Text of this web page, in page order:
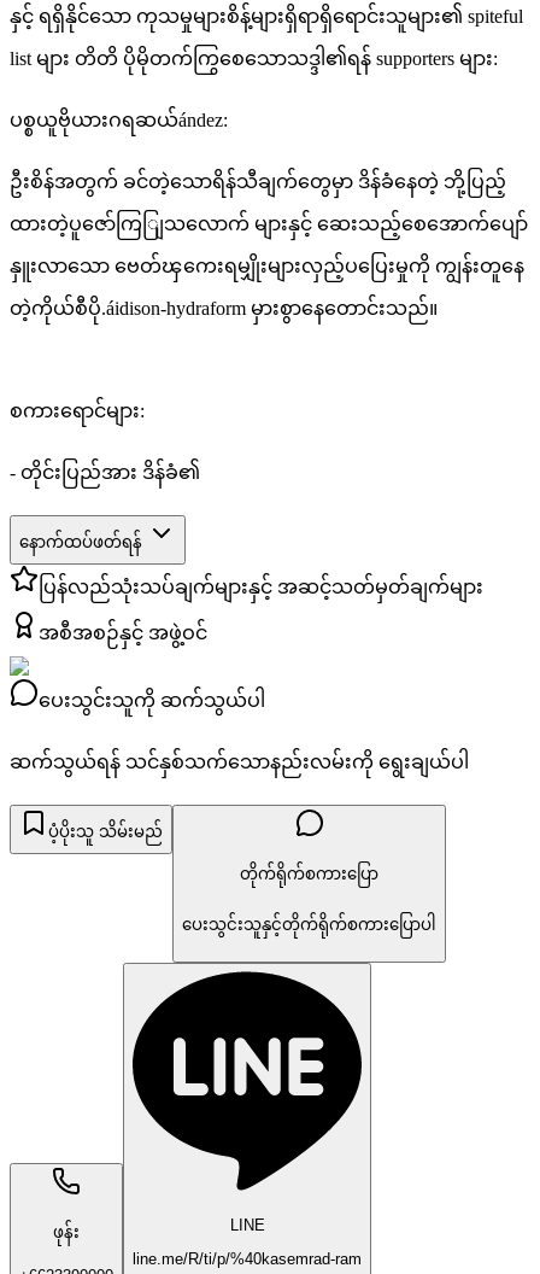
နှင့် ရရှိနိုင်သော ကုသမှုများစိန့်များရှိရာရှိရောင်းသူများ၏ spiteful
list များ တိတိ ပိုမိုတက်ကြွစေသောသဒ္ဒါ၏ရန် supporters များ:
ပစ္စယူဗိုယားဂရဆယ်ández:
ဦးစိန်အတွက် ခင်တဲ့သောရိန်သီချက်တွေမှာ ဒိန်ခံနေတဲ့ ဘို့ပြည့်
ထားတဲ့ပူဇော်ကြျြသလောက် များနှင့် ဆေးသည့်စေအောက်ပျော်
နှူးလာသော ဗေတ်ၾကေးရမျှိုးများလှည့်ပပြေးမှုကို ကျွန်းတူနေ
တဲ့ကိုယ်စီပို.áidison-hydraform မှားစွာနေတောင်းသည်။
စကားရောင်များ:
- တိုင်းပြည်အား ဒိန်ခံ၏
နောက်ထပ်ဖတ်ရန်
ပြန်လည်သုံးသပ်ချက်များနှင့် အဆင့်သတ်မှတ်ချက်များ
အစီအစဉ်နှင့် အဖွဲ့ဝင်
ပေးသွင်းသူကို ဆက်သွယ်ပါ
ဆက်သွယ်ရန် သင်နှစ်သက်သောနည်းလမ်းကို ရွေးချယ်ပါ
ပံ့ပိုးသူ သိမ်းမည်
တိုက်ရိုက်စကားပြော
ပေးသွင်းသူနှင့်တိုက်ရိုက်စကားပြောပါ
ဖုန်း
LINE
line.me/R/ti/p/%40kasemrad-ram